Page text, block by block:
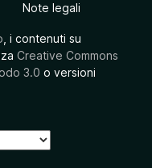
Note legali
, i contenuti su
Creative Commons
3.0 o versioni